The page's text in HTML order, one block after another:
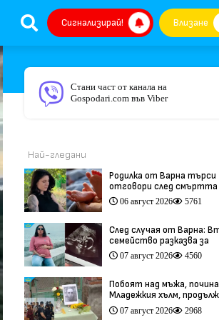
Сигнализирай! Влизане
Стани част от канала на
Gospodari.com във Viber
Най-гледани
Родилка от Варна търси
отговори след смъртта
бебето ѝ дни преди секцио
(видео)
06 август 2026 5761
След случая от Варна:
семейство разказва за
трагедия след
при същия лекар (видео)
07 август 2026 4560
Побоят над мъжа,
Младежкия хълм,
повече от час (видео)
07 август 2026 2968